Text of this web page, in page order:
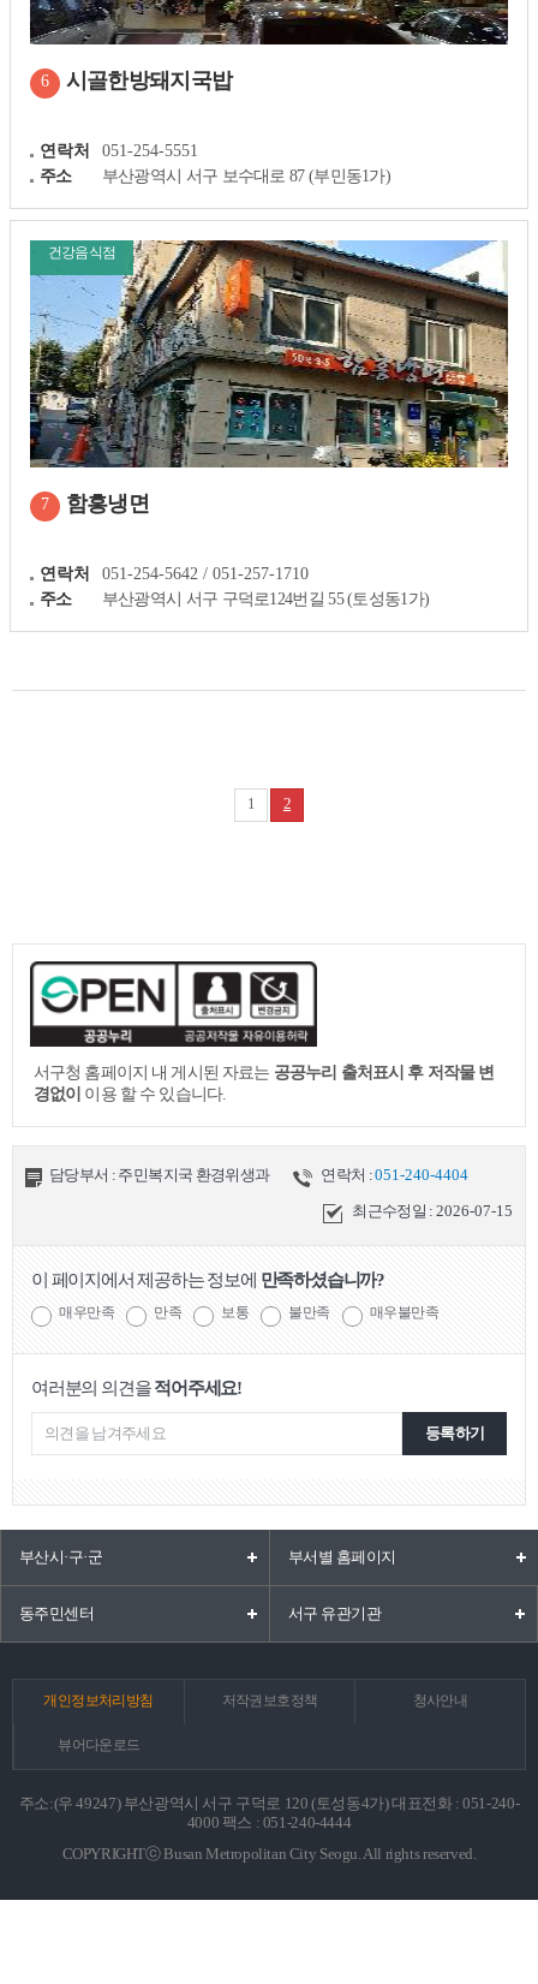
6 시골한방돼지국밥
연락처
051-254-5551
주소
부산광역시 서구 보수대로 87 (부민동1가)
건강음식점
7 함흥냉면
연락처
051-254-5642 / 051-257-1710
주소
부산광역시 서구 구덕로124번길 55 (토성동1가)
1 2
서구청 홈페이지 내 게시된 자료는 공공누리 출처표시 후 저작물 변
경없이 이용 할 수 있습니다.
담당부서 : 주민복지국 환경위생과 연락처 :051-240-4404
최근수정일 : 2026-07-15
이 페이지에서 제공하는 정보에 만족하셨습니까?
매우만족 만족 보통 불만족 매우불만족
여러분의 의견을적어주세요!
등록하기
부산시·구·군 부서별 홈페이지
동주민센터 서구 유관기관
개인정보처리방침 저작권보호정책 청사안내
뷰어다운로드
주소:(우 49247) 부산광역시 서구 구덕로 120 (토성동4가) 대표전화 : 051-240-
4000 팩스 : 051-240-4444
COPYRIGHTⓒ Busan Metropolitan City Seogu. All rights reserved.